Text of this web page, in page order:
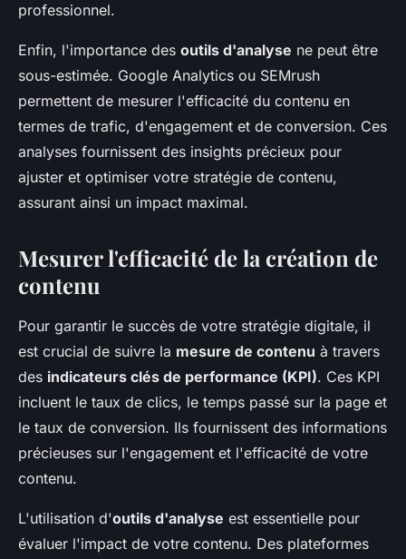
professionnel.
Enfin, l'importance des outils d'analyse ne peut être
sous-estimée. Google Analytics ou SEMrush
permettent de mesurer l'efficacité du contenu en
termes de trafic, d'engagement et de conversion. Ces
analyses fournissent des insights précieux pour
ajuster et optimiser votre stratégie de contenu,
assurant ainsi un impact maximal.
Mesurer l'efficacité de la création de
contenu
Pour garantir le succès de votre stratégie digitale, il
est crucial de suivre la mesure de contenu à travers
des indicateurs clés de performance (KPI). Ces KPI
incluent le taux de clics, le temps passé sur la page et
le taux de conversion. Ils fournissent des informations
précieuses sur l'engagement et l'efficacité de votre
contenu.
L'utilisation d'outils d'analyse est essentielle pour
évaluer l'impact de votre contenu. Des plateformes